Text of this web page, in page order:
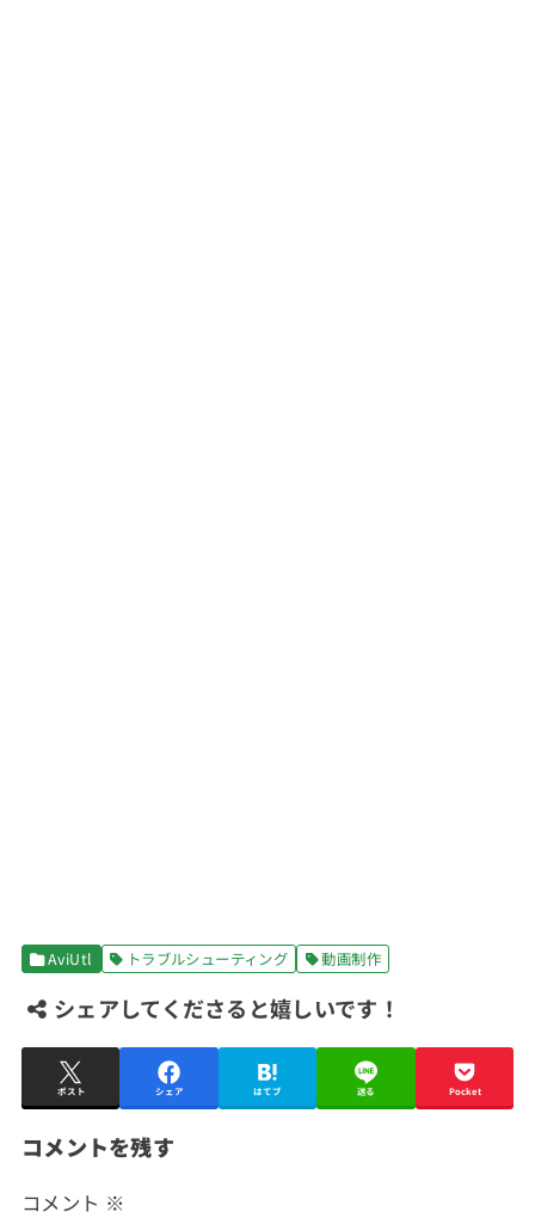
AviUtl トラブルシューティング 動画制作
シェアしてくださると嬉しいです！
ポスト シェア はてブ 送る Pocket
コメントを残す
コメント ※